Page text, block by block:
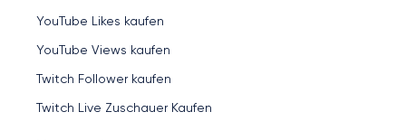
YouTube Likes kaufen
YouTube Views kaufen
Twitch Follower kaufen
Twitch Live Zuschauer Kaufen